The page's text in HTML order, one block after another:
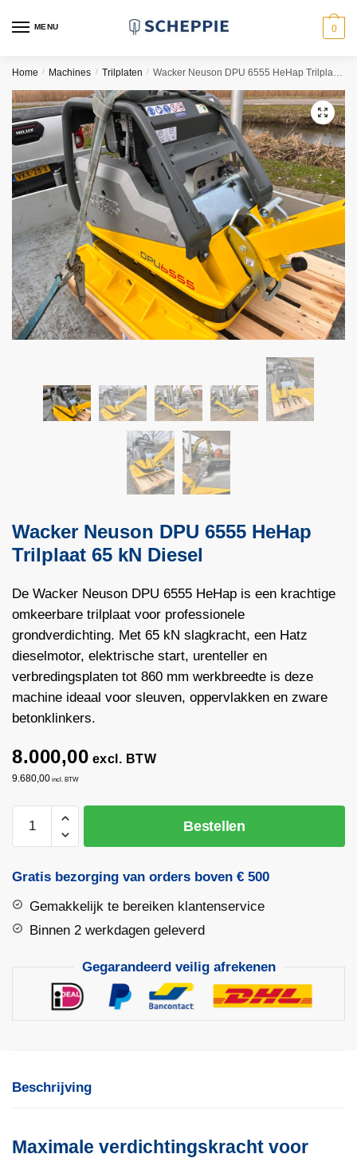
MENU 0
Home / Machines / Trilplaten / Wacker Neuson DPU 6555 HeHap Trilplaat 65 kN Diesel
🔍
Wacker Neuson DPU 6555 HeHap
Trilplaat 65 kN Diesel
De Wacker Neuson DPU 6555 HeHap is een krachtige
omkeerbare trilplaat voor professionele
grondverdichting. Met 65 kN slagkracht, een Hatz
dieselmotor, elektrische start, urenteller en
verbredingsplaten tot 860 mm werkbreedte is deze
machine ideaal voor sleuven, oppervlakken en zware
betonklinkers.
8.000,00 excl. BTW
9.680,00 incl. BTW
Neuson
6555
Trilplaat
65
Bestellen
Gratis bezorging van orders boven € 500
Gemakkelijk te bereiken klantenservice
Binnen 2 werkdagen geleverd
Gegarandeerd veilig afrekenen
Beschrijving
Maximale verdichtingskracht voor